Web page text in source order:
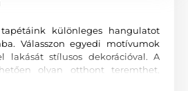
különleges hangulatot
Válasszon egyedi motívumok
lakását stílusos dekorációval. A
olyan otthont teremthet,